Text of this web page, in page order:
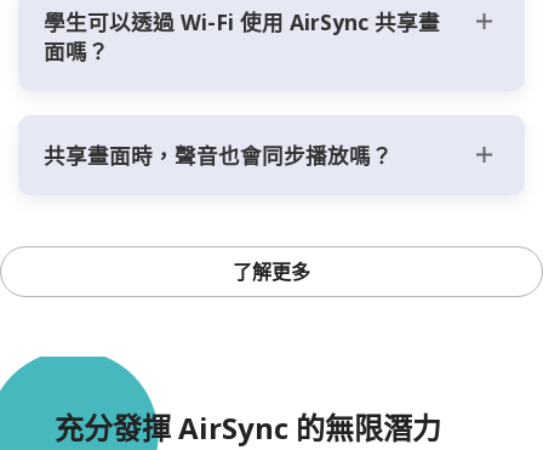
學生可以透過 Wi-Fi 使用 AirSync 共享畫
面嗎？
共享畫面時，聲音也會同步播放嗎？
了解更多
充分發揮 AirSync 的無限潛力